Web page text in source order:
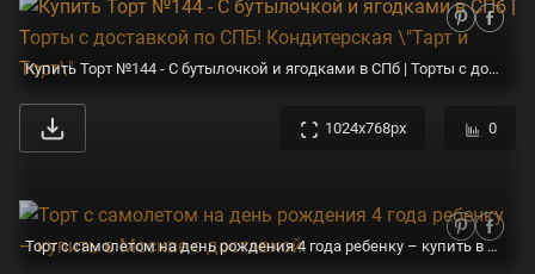
Купить Торт №144 - С бутылочкой и ягодками в СПб | Торты с доставкой по СПБ! Кондитерская \"Тарт и Торт\"
1024x768px 0
Торт с самолетом на день рождения 4 года ребенку – купить в Москве с доставкой